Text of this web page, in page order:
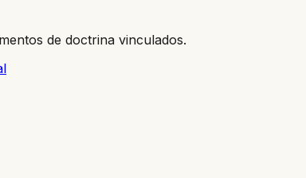
de doctrina vinculados.